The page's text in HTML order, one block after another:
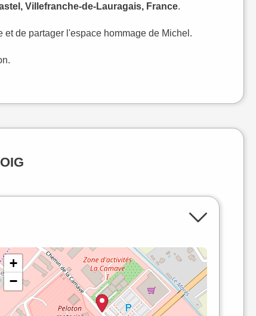
Villefranche-de-Lauragais, France.
de partager l'espace hommage de Michel.
+
−